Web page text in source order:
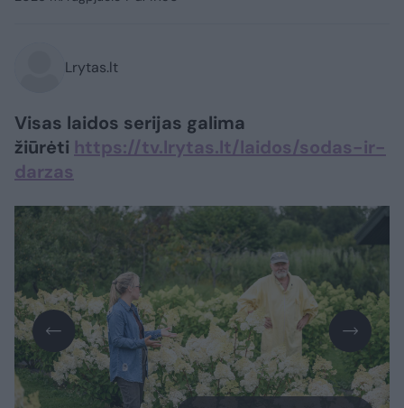
Lrytas.lt
Visas laidos serijas galima
žiūrėti https://tv.lrytas.lt/laidos/sodas-ir-
darzas